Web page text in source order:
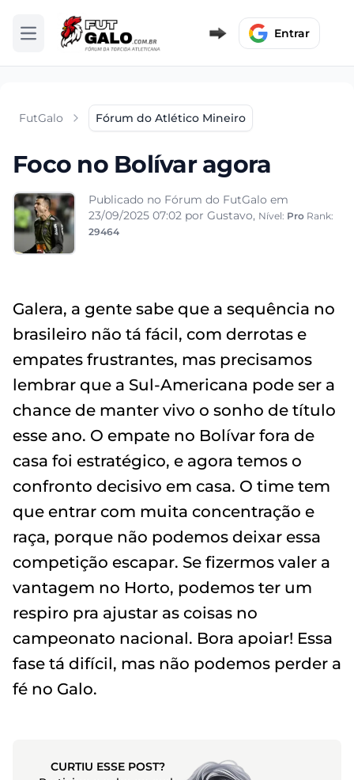
Abrir menu Entrar
FutGalo Fórum do Atlético Mineiro
Foco no Bolívar agora
Publicado no Fórum do FutGalo em
23/09/2025 07:02 por Gustavo, Nível: Pro Rank:
29464
Galera, a gente sabe que a sequência no
brasileiro não tá fácil, com derrotas e
empates frustrantes, mas precisamos
lembrar que a Sul-Americana pode ser a
chance de manter vivo o sonho de título
esse ano. O empate no Bolívar fora de
casa foi estratégico, e agora temos o
confronto decisivo em casa. O time tem
que entrar com muita concentração e
raça, porque não podemos deixar essa
competição escapar. Se fizermos valer a
vantagem no Horto, podemos ter um
respiro pra ajustar as coisas no
campeonato nacional. Bora apoiar! Essa
fase tá difícil, mas não podemos perder a
fé no Galo.
CURTIU ESSE POST?